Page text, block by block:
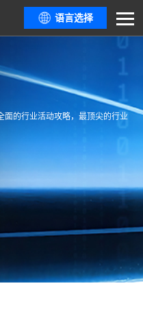
语言选择
面的行业活动攻略，最顶尖的行业